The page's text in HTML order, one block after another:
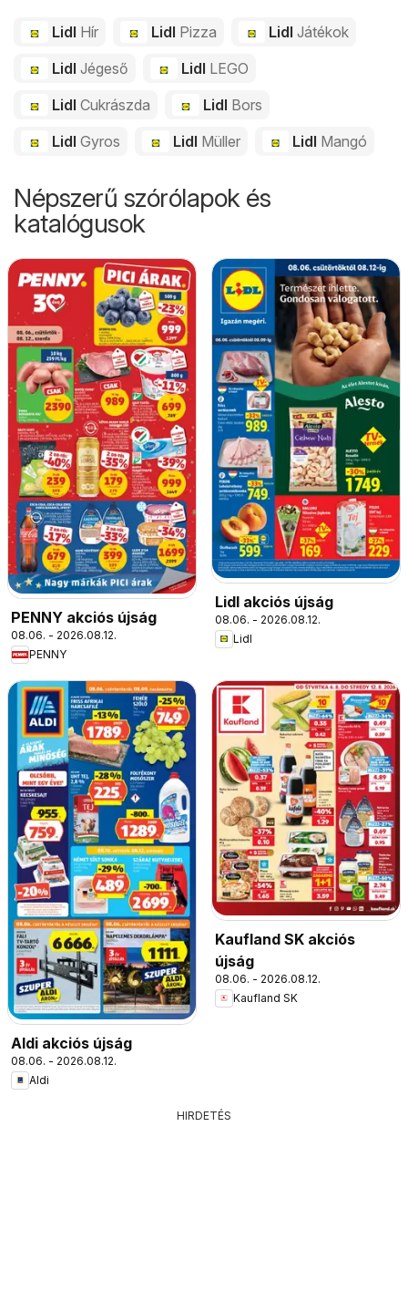
Lidl Hír Lidl Pizza LidlJátékok
Lidl Jégeső Lidl LEGO
Lidl Cukrászda Lidl Bors
Lidl Gyros Lidl Müller Lidl Mangó
Népszerű szórólapok és
katalógusok
PENNY akciós újság
08.06. - 2026.08.12.
PENNY
Lidl akciós újság
08.06. - 2026.08.12.
Lidl
Aldi akciós újság
08.06. - 2026.08.12.
Aldi
Kaufland SK akciós
újság
08.06. - 2026.08.12.
Kaufland SK
HIRDETÉS